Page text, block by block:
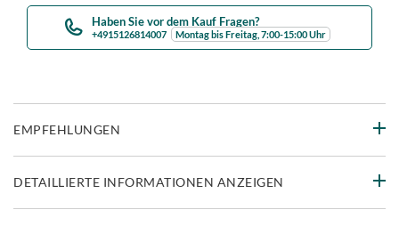
Haben Sie vor dem Kauf Fragen?
+4915126814007 Montag bis Freitag, 7:00-15:00 Uhr
EMPFEHLUNGEN
DETAILLIERTE INFORMATIONEN ANZEIGEN